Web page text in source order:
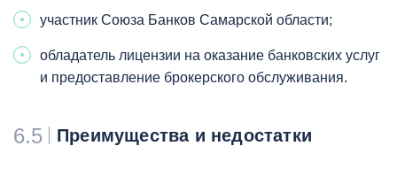
участник Союза Банков Самарской области;
обладатель лицензии на оказание банковских услуг
и предоставление брокерского обслуживания.
6.5 Преимущества и недостатки